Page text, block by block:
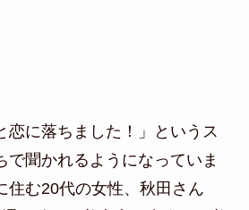
恋に落ちました！」というス
で聞かれるようになっていま
住む20代の女性、秋田さん